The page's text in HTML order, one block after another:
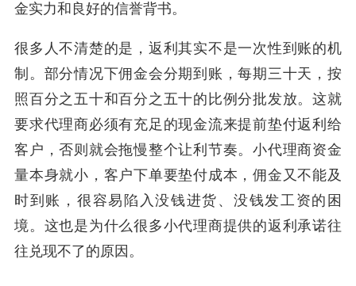
金实力和良好的信誉背书。
很多人不清楚的是，返利其实不是一次性到账的机
制。部分情况下佣金会分期到账，每期三十天，按
照百分之五十和百分之五十的比例分批发放。这就
要求代理商必须有充足的现金流来提前垫付返利给
客户，否则就会拖慢整个让利节奏。小代理商资金
量本身就小，客户下单要垫付成本，佣金又不能及
时到账，很容易陷入没钱进货、没钱发工资的困
境。这也是为什么很多小代理商提供的返利承诺往
往兑现不了的原因。